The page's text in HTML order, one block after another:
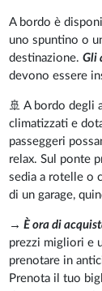
A bordo è
uno spuntino o
destinazione.Gli
devono essere
🚢 A bordo degli
climatizzati e
passeggeri
relax. Sul ponte
sedia a rotelle o
di un garage,
→ È ora di
prezzi migliori e
prenotare in
Prenota il tuo